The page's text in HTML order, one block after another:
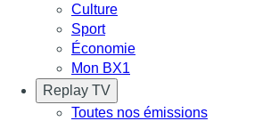
Culture
Sport
Économie
Mon BX1
Replay TV
Toutes nos émissions